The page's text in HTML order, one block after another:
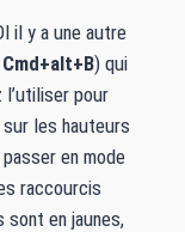
il y a une autre
Cmd+alt+B) qui
pour
les hauteurs
en mode
raccourcis
sont en jaunes,